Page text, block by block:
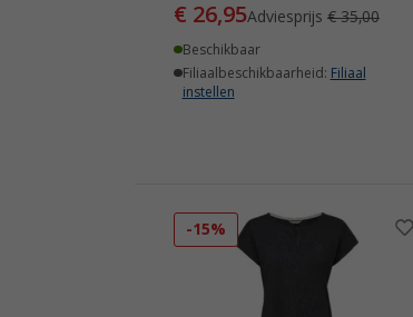
€ 26,95Adviesprijs€ 35,00
Beschikbaar
Filiaalbeschikbaarheid: Filiaal
instellen
-15%